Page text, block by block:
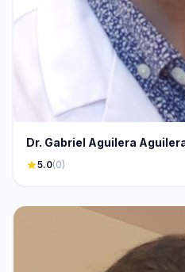
Dr. Gabriel Aguilera
star5.0(0)